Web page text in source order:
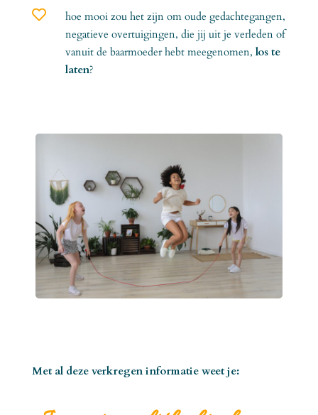

hoe mooi zou het zijn om oude gedachtegangen,
negatieve overtuigingen, die jij uit je verleden of
vanuit de baarmoeder hebt meegenomen, los te
laten?
Met al deze verkregen informatie weet je: